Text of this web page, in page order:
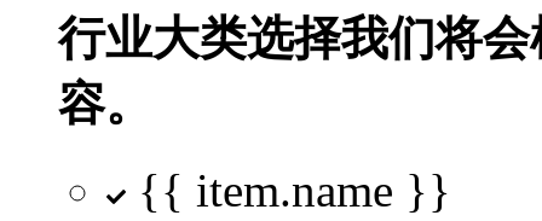
行业大类选择我们将
容。
{{ item.name }}